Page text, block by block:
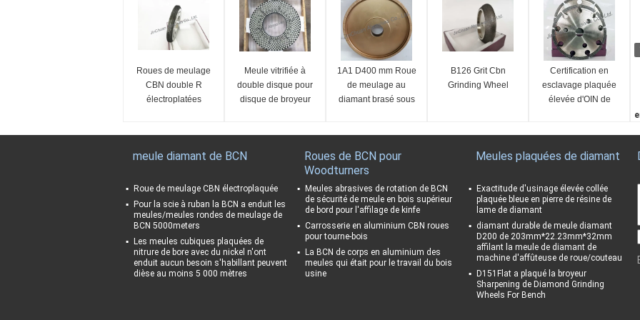
Roues de meulage
CBN double R
électroplatées
Meule vitrifiée à
double disque pour
disque de broyeur
1A1 D400 mm Roue
de meulage au
diamant brasé sous
B126 Grit Cbn
Grinding Wheel
Certification en
esclavage plaquée
élevée d'OIN de
meule diamant de BCN
Roue de meulage CBN électroplaquée
Pour la scie à ruban la BCN a enduit les
meules/meules rondes de meulage de
BCN 5000meters
Les meules cubiques plaquées de
nitrure de bore avec du nickel n'ont
enduit aucun besoin s'habillant peuvent
dièse au moins 5 000 mètres
Roues de BCN pour
Woodturners
Meules abrasives de rotation de BCN
de sécurité de meule en bois supérieur
de bord pour l'affilage de kinfe
Carrosserie en aluminium CBN roues
pour tourne-bois
La BCN de corps en aluminium des
meules qui était pour le travail du bois
usine
Meules plaquées de diamant
Exactitude d'usinage élevée collée
plaquée bleue en pierre de résine de
lame de diamant
diamant durable de meule diamant
D200 de 203mm*22.23mm*32mm
affilant la meule de diamant de
machine d'affûteuse de roue/couteau
D151Flat a plaqué la broyeur
Sharpening de Diamond Grinding
Wheels For Bench